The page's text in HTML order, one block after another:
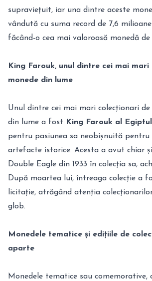
supraviețuit, iar una dintre aceste
vândută cu suma record de 7,6
făcând-o cea mai valoroasă monedă
King Farouk, unul dintre cei mai
monede din lume
Unul dintre cei mai mari colecționari de
din lume a fost
King Farouk al
pentru pasiunea sa neobișnuită pentru
artefacte istorice. Acesta a avut chiar
Double Eagle din 1933 în colecția sa,
După moartea lui, întreaga colecție a
licitație, atrăgând atenția
glob.
Monedele tematice și edițiile de
aparte
Monedele tematice sau comemorative,